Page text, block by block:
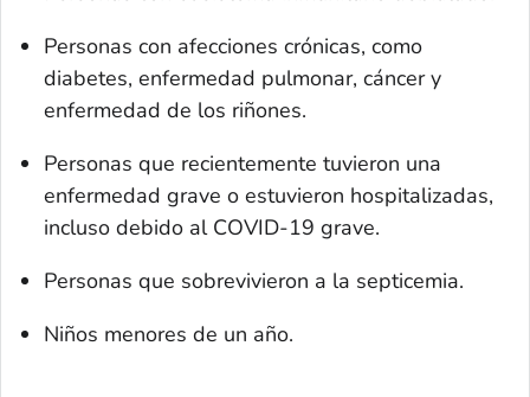
Personas con afecciones crónicas, como
diabetes, enfermedad pulmonar, cáncer y
enfermedad de los riñones.
Personas que recientemente tuvieron una
enfermedad grave o estuvieron hospitalizadas,
incluso debido al COVID-19 grave.
Personas que sobrevivieron a la septicemia.
Niños menores de un año.